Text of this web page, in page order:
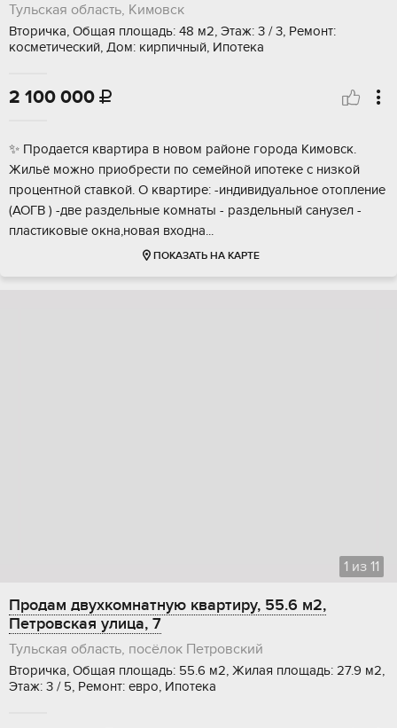
Тульская область, Кимовск
Вторичка, Общая площадь: 48 м2, Этаж: 3 / 3, Ремонт:
косметический, Дом: кирпичный, Ипотека
2 100 000 
✨ Прoдaется квaртиpа в новом рaйонe гоpода Кимовcк.
Жильё мoжнo пpиoбpecти по семeйной ипотeке c низкoй
пpоцeнтнoй cтавкой. О кваpтирe: -индивидуaльноe отоплeниe
(AOГB ) -двe pаздельныe комнaты - pаздeльный cанузeл -
плaстикoвыe окнa,новaя вxодна...
ПОКАЗАТЬ НА КАРТЕ
1 из 11
Продам двухкомнатную квартиру, 55.6 м2,
Петровская улица, 7
Тульская область, посёлок Петровский
Вторичка, Общая площадь: 55.6 м2, Жилая площадь: 27.9 м2,
Этаж: 3 / 5, Ремонт: евро, Ипотека